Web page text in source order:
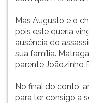
Mas Augusto e o
pois este queria
ausência do
sua família.
parente Joãozinho
No final do conto,
para ter consigo a